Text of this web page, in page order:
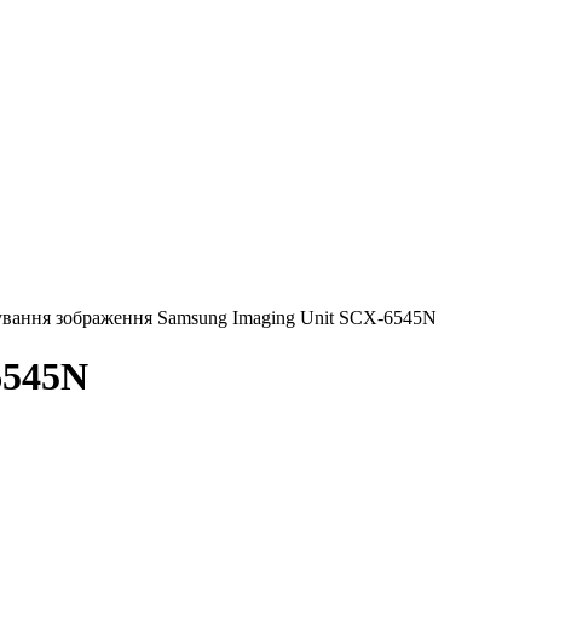
зображення Samsung Imaging Unit SCX-6545N